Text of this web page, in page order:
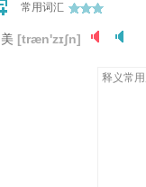
常用词汇
美 [træn'zɪʃn]
释义常